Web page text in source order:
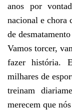
anos por
nacional e chora
de
Vamos torcer,
fazer história.
milhares de
treinam
merecem que